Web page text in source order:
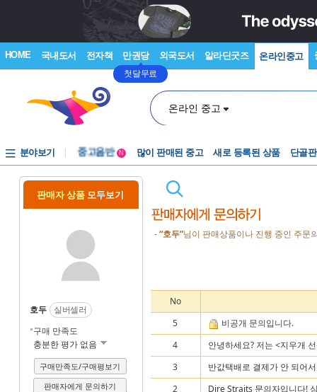
HOME 국내도서 전자책 만권당
첫달무료
외국도서 알라딘굿즈 온라인중고
온라인 중고
분야보기
중고음반
N 많이 판매된 중고 새로 등록된 상품 단골
판매자 상품 모두보기
호두
실버셀러
구매 만족도
충분한 평가 없음
구매만족도/구매평보기
판매자에게 문의하기
-“호두”님이 판매상품이나 진행 중인 주문
No
5
비공개 문의입니다.
4
안녕하세요? 저는 <지우개
3
반값택배로 결제가 안 되어
2
Dire Straits 문의자입니다!